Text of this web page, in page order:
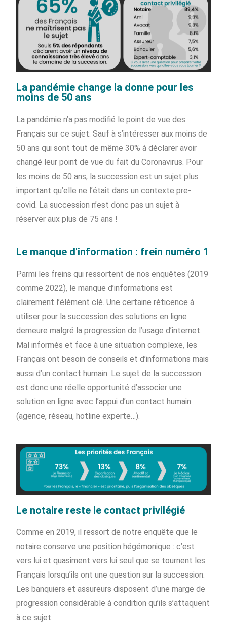
La pandémie change la donne pour les
moins de 50 ans
La pandémie n’a pas modifié le point de vue des
Français sur ce sujet. Sauf à s’intéresser aux moins de
50 ans qui sont tout de même 30% à déclarer avoir
changé leur point de vue du fait du Coronavirus. Pour
les moins de 50 ans, la succession est un sujet plus
important qu’elle ne l’était dans un contexte pre-
covid. La succession n’est donc pas un sujet à
réserver aux plus de 75 ans !
Le manque d'information : frein numéro 1
Parmi les freins qui ressortent de nos enquêtes (2019
comme 2022), le manque d’informations est
clairement l’élément clé. Une certaine réticence à
utiliser pour la succession des solutions en ligne
demeure malgré la progression de l’usage d’internet.
Mal informés et face à une situation complexe, les
Français ont besoin de conseils et d’informations mais
aussi d’un contact humain. Le sujet de la succession
est donc une réelle opportunité d’associer une
solution en ligne avec l’appui d’un contact humain
(agence, réseau, hotline experte…).
Le notaire reste le contact privilégié
Comme en 2019, il ressort de notre enquête que le
notaire conserve une position hégémonique : c’est
vers lui et quasiment vers lui seul que se tournent les
Français lorsqu’ils ont une question sur la succession.
Les banquiers et assureurs disposent d’une marge de
progression considérable à condition qu’ils s’attaquent
à ce sujet.